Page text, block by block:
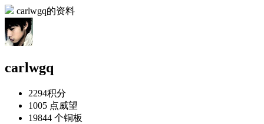
carlwgq的资料
carlwgq
2294积分
1005 点威望
19844 个铜板